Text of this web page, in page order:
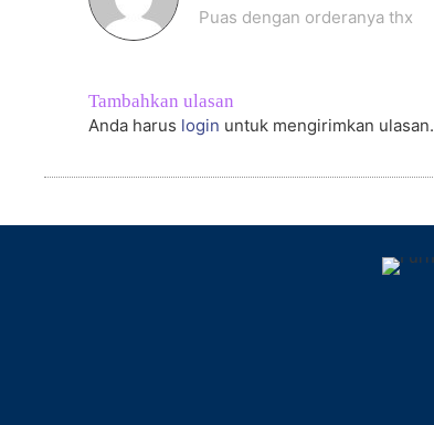
Puas dengan orderanya thx
Tambahkan ulasan
Anda harus login untuk mengirimkan ulasan.